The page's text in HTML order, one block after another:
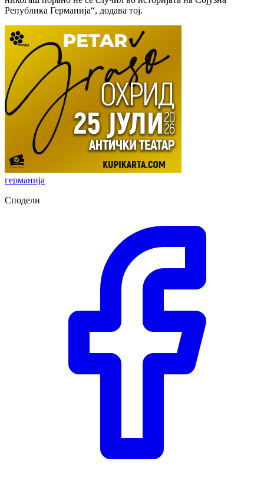
Република Германија“, додава тој.
германија
Сподели